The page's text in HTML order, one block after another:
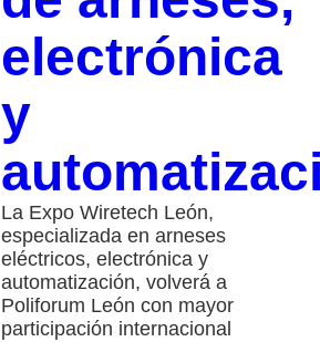
electrónica
y
La Expo Wiretech León,
especializada en arneses
eléctricos, electrónica y
automatización, volverá a
Poliforum León con mayor
participación internacional